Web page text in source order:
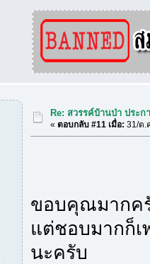
Re: สวรรค์บ้านป่า ประก
«ตอบกลับ #11 เมื่อ: 31/ต.
ขอบคุณมากค
แต่ชอบมากก็เ
นะครับ